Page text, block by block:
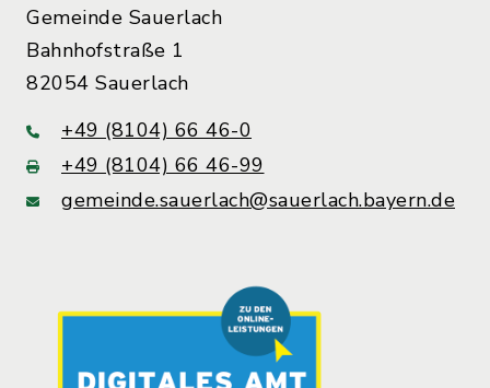
Gemeinde Sauerlach
Bahnhofstraße 1
82054 Sauerlach
+49 (8104) 66 46-0
+49 (8104) 66 46-99
gemeinde.sauerlach@sauerlach.bayern.de